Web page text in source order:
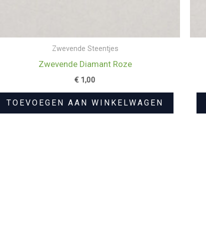
Zwevende Steentjes
Zwevende Diamant Roze
€ 1,00
TOEVOEGEN AAN WINKELWAGEN